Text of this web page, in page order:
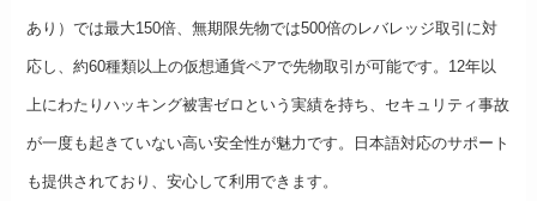
あり）では最大150倍、無期限先物では500倍のレバレッジ取引に対
応し、約60種類以上の仮想通貨ペアで先物取引が可能です。12年以
上にわたりハッキング被害ゼロという実績を持ち、セキュリティ事故
が一度も起きていない高い安全性が魅力です。日本語対応のサポート
も提供されており、安心して利用できます。